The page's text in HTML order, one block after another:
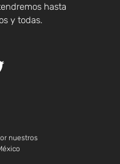
hasta
y todas.
nuestros